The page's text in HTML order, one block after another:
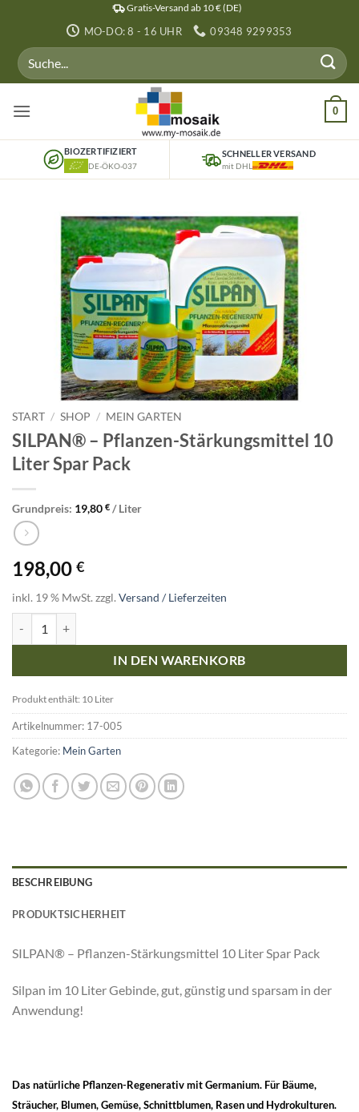
springen
Gratis-Versand ab 10 € (DE)
MO-DO: 8 - 16 UHR 09348 9299353
Suchen
nach:
0
BIOZERTIFIZIERT
DE-ÖKO-037
SCHNELLER VERSAND
mit DHL
START / SHOP / MEIN GARTEN
SILPAN® – Pflanzen-Stärkungsmittel 10
Liter Spar Pack
Grundpreis: 19,80 € /Liter
198,00 €
inkl. 19 % MwSt. zzgl. Versand / Lieferzeiten
IN DEN WARENKORB
Produkt enthält: 10 Liter
Artikelnummer: 17-005
Kategorie: Mein Garten
BESCHREIBUNG
PRODUKTSICHERHEIT
SILPAN® – Pflanzen-Stärkungsmittel 10 Liter Spar Pack
Silpan im 10 Liter Gebinde, gut, günstig und sparsam in der
Anwendung!
Das natürliche Pflanzen-Regenerativ mit Germanium. Für Bäume,
Sträucher, Blumen, Gemüse, Schnittblumen, Rasen und Hydrokulturen.